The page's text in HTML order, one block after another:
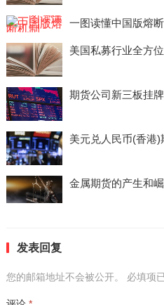
一图读懂中国版熔断
美国私募行业全方
期货公司新三板挂
美元兑人民币(香港)
金属期货的产生和
发表回复
您的邮箱地址不会被公开。 必填项